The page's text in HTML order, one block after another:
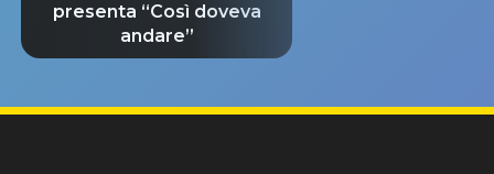
presenta “Così doveva
andare”